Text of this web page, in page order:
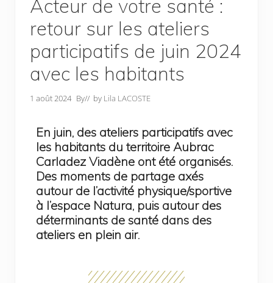
Acteur de votre santé :
retour sur les ateliers
participatifs de juin 2024
avec les habitants
1 août 2024 By// by Lila LACOSTE
En juin, des ateliers participatifs avec
les habitants du territoire Aubrac
Carladez Viadène ont été organisés.
Des moments de partage axés
autour de l’activité physique/sportive
à l’espace Natura, puis autour des
déterminants de santé dans des
ateliers en plein air.